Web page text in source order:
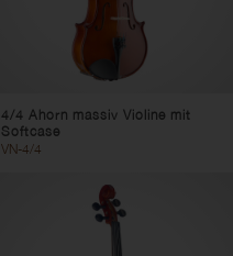
4/4 Ahorn massiv Violine mit
Softcase
VN-4/4